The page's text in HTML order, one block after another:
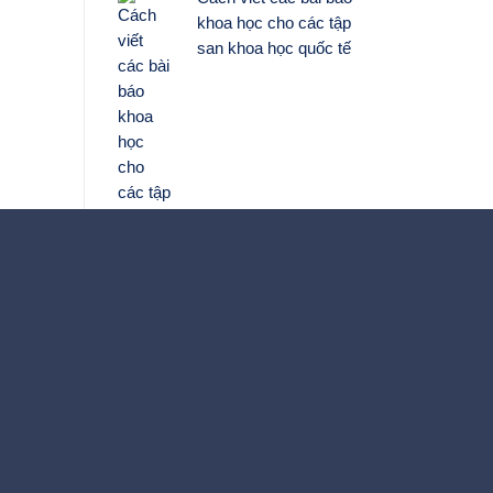
khoa học cho các tập
san khoa học quốc tế